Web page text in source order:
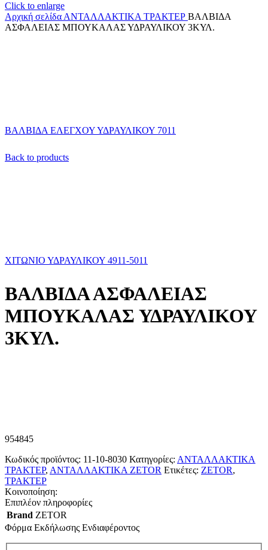
Click to enlarge
Αρχική σελίδα ΑΝΤΑΛΛΑΚΤΙΚΑ ΤΡΑΚΤΕΡ ΒΑΛΒΙΔΑ
ΑΣΦΑΛΕΙΑΣ ΜΠΟΥΚΑΛΑΣ ΥΔΡΑΥΛΙΚΟΥ 3ΚΥΛ.
ΒΑΛΒΙΔΑ ΕΛΕΓΧΟΥ ΥΔΡΑΥΛΙΚΟΥ 7011
Back to products
ΧΙΤΩΝΙΟ ΥΔΡΑΥΛΙΚΟΥ 4911-5011
ΒΑΛΒΙΔΑ ΑΣΦΑΛΕΙΑΣ
ΜΠΟΥΚΑΛΑΣ ΥΔΡΑΥΛΙΚΟΥ
3ΚΥΛ.
954845
Κωδικός προϊόντος: 11-10-8030 Κατηγορίες: ΑΝΤΑΛΛΑΚΤΙΚΑ
ΤΡΑΚΤΕΡ, ΑΝΤΑΛΛΑΚΤΙΚΑ ZETOR Ετικέτες: ZETOR,
ΤΡΑΚΤΕΡ
Κοινοποίηση:
Επιπλέον πληροφορίες
Brand ZETOR
Φόρμα Εκδήλωσης Ενδιαφέροντος